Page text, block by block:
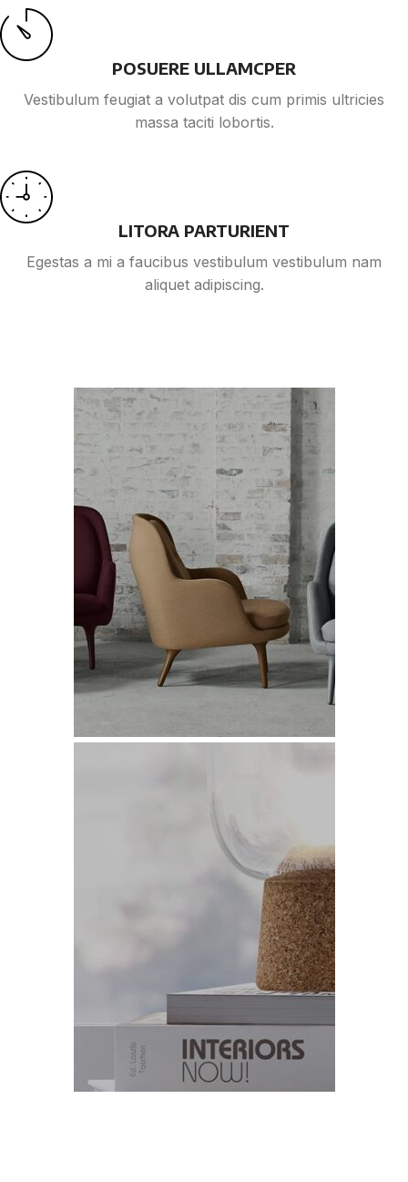
POSUERE ULLAMCPER
Vestibulum feugiat a volutpat dis cum primis ultricies
massa taciti lobortis.
LITORA PARTURIENT
Egestas a mi a faucibus vestibulum vestibulum nam
aliquet adipiscing.